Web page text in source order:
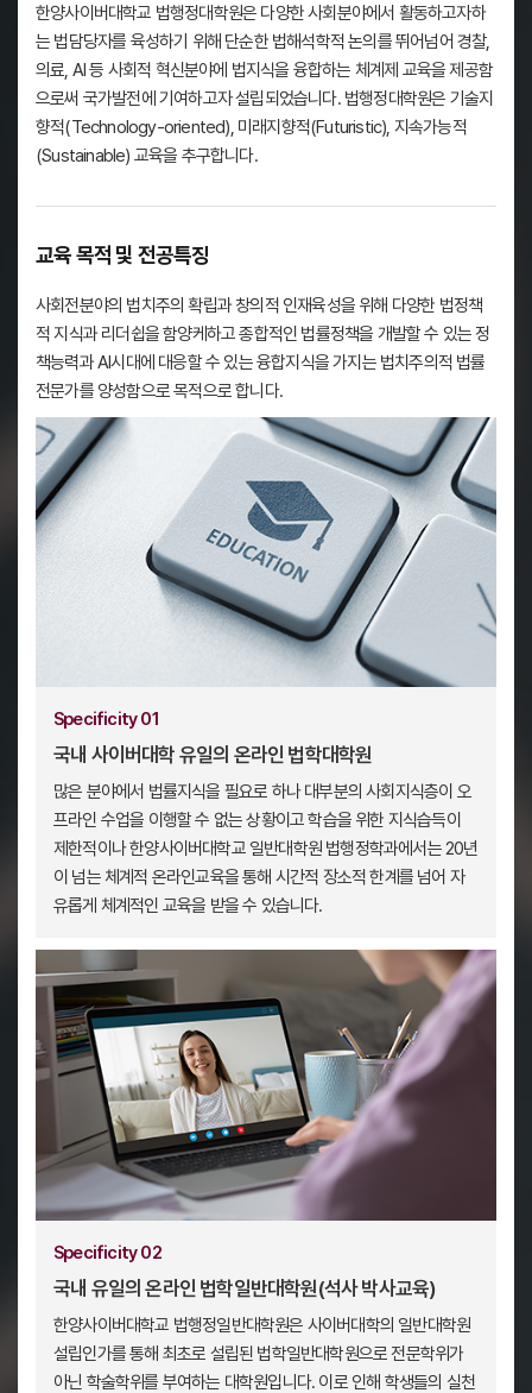
한양사이버대학교 법행정대학원은 다양한 사회분야에서 활동하고자하
는 법담당자를 육성하기 위해 단순한 법해석학적 논의를 뛰어넘어 경찰,
의료, AI 등 사회적 혁신분야에 법지식을 융합하는 체계제 교육을 제공함
으로써 국가발전에 기여하고자 설립되었습니다. 법행정대학원은 기술지
향적(Technology-oriented), 미래지향적(Futuristic), 지속가능적
(Sustainable) 교육을 추구합니다.
교육 목적 및 전공특징
사회전분야의 법치주의 확립과 창의적 인재육성을 위해 다양한 법정책
적 지식과 리더쉽을 함양케하고 종합적인 법률정책을 개발할 수 있는 정
책능력과 AI시대에 대응할 수 있는 융합지식을 가지는 법치주의적 법률
전문가를 양성함으로 목적으로 합니다.
Specificity 01
국내 사이버대학 유일의 온라인 법학대학원
많은 분야에서 법률지식을 필요로 하나 대부분의 사회지식층이 오
프라인 수업을 이행할 수 없는 상황이고 학습을 위한 지식습득이
제한적이나 한양사이버대학교 일반대학원 법행정학과에서는 20년
이 넘는 체계적 온라인교육을 통해 시간적 장소적 한계를 넘어 자
유롭게 체계적인 교육을 받을 수 있습니다.
Specificity 02
국내 유일의 온라인 법학일반대학원(석사 박사교육)
한양사이버대학교 법행정일반대학원은 사이버대학의 일반대학원
설립인가를 통해 최초로 설립된 법학일반대학원으로 전문학위가
아닌 학술학위를 부여하는 대학원입니다. 이로 인해 학생들의 실천